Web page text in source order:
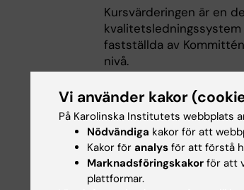
Kursvärderingen är en
fastställda av
nivå.
Kursanalys
Kursanalys 2BU015
Vi använder kakor
På Karolinska Institutets webbplats
Nödvändiga kakor för att
Kakor för analys för att förstå
Marknadsföringskakor för att
plattformar.